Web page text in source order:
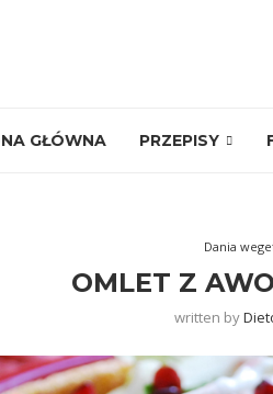
GŁÓWNA PRZEPISY
Dania
OMLET Z
written by